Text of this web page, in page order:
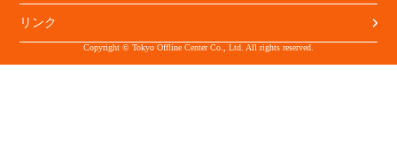
リンク
Copyright © Tokyo Offline Center Co., Ltd. All rights reserved.